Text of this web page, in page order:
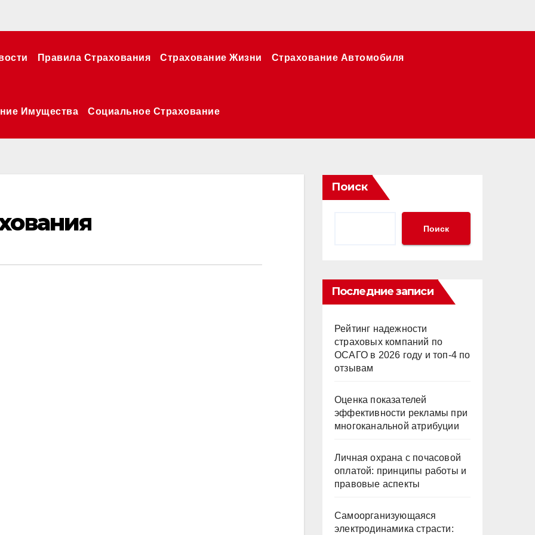
Правила Страхования Страхование Жизни Страхование Автомобиля
Имущества Социальное Страхование
Поиск
Поиск
Последние записи
Рейтинг надежности
страховых компаний по
ОСАГО в 2026 году и топ-4 по
отзывам
Оценка показателей
эффективности рекламы при
многоканальной атрибуции
Личная охрана с почасовой
оплатой: принципы работы и
правовые аспекты
Самоорганизующаяся
электродинамика страсти: